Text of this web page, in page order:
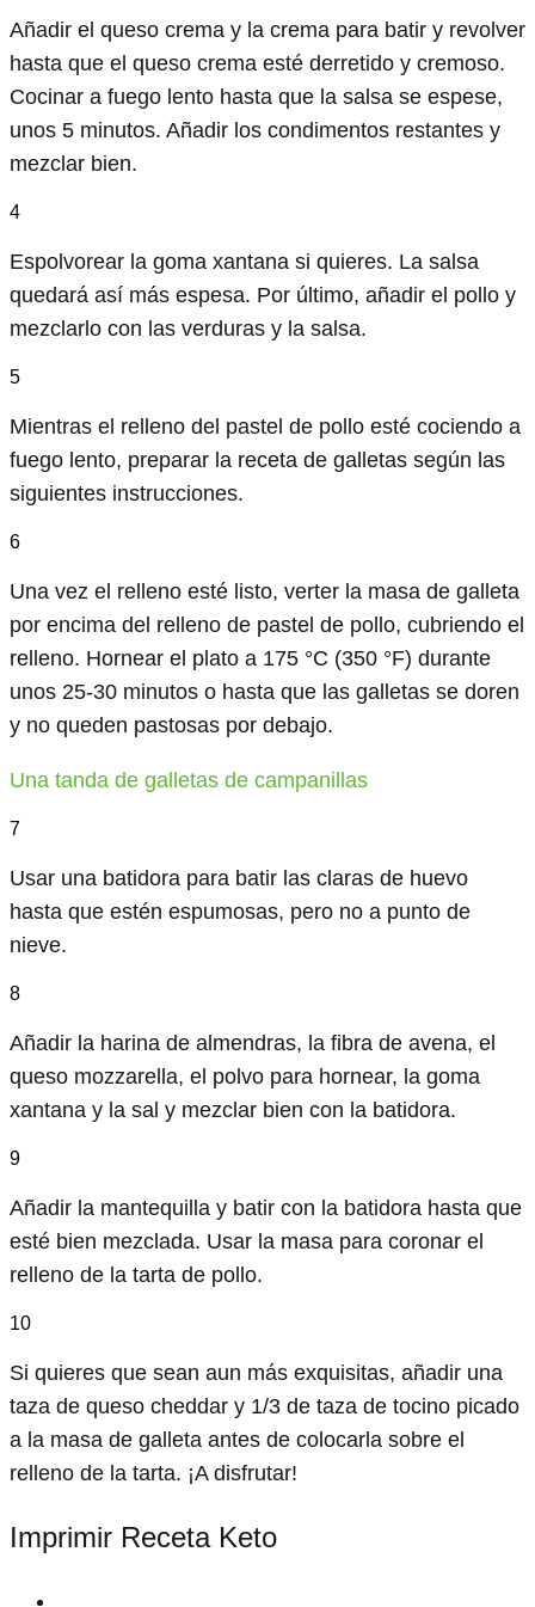
Añadir el queso crema y la crema para batir y revolver
hasta que el queso crema esté derretido y cremoso.
Cocinar a fuego lento hasta que la salsa se espese,
unos 5 minutos. Añadir los condimentos restantes y
mezclar bien.
4
Espolvorear la goma xantana si quieres. La salsa
quedará así más espesa. Por último, añadir el pollo y
mezclarlo con las verduras y la salsa.
5
Mientras el relleno del pastel de pollo esté cociendo a
fuego lento, preparar la receta de galletas según las
siguientes instrucciones.
6
Una vez el relleno esté listo, verter la masa de galleta
por encima del relleno de pastel de pollo, cubriendo el
relleno. Hornear el plato a 175 °C (350 °F) durante
unos 25-30 minutos o hasta que las galletas se doren
y no queden pastosas por debajo.
Una tanda de galletas de campanillas
7
Usar una batidora para batir las claras de huevo
hasta que estén espumosas, pero no a punto de
nieve.
8
Añadir la harina de almendras, la fibra de avena, el
queso mozzarella, el polvo para hornear, la goma
xantana y la sal y mezclar bien con la batidora.
9
Añadir la mantequilla y batir con la batidora hasta que
esté bien mezclada. Usar la masa para coronar el
relleno de la tarta de pollo.
10
Si quieres que sean aun más exquisitas, añadir una
taza de queso cheddar y 1/3 de taza de tocino picado
a la masa de galleta antes de colocarla sobre el
relleno de la tarta. ¡A disfrutar!
Imprimir Receta Keto